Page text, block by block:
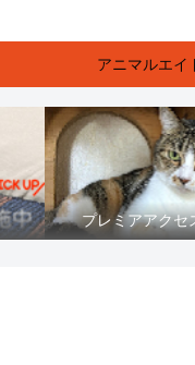
アニマルエイ
プレミアアクセ